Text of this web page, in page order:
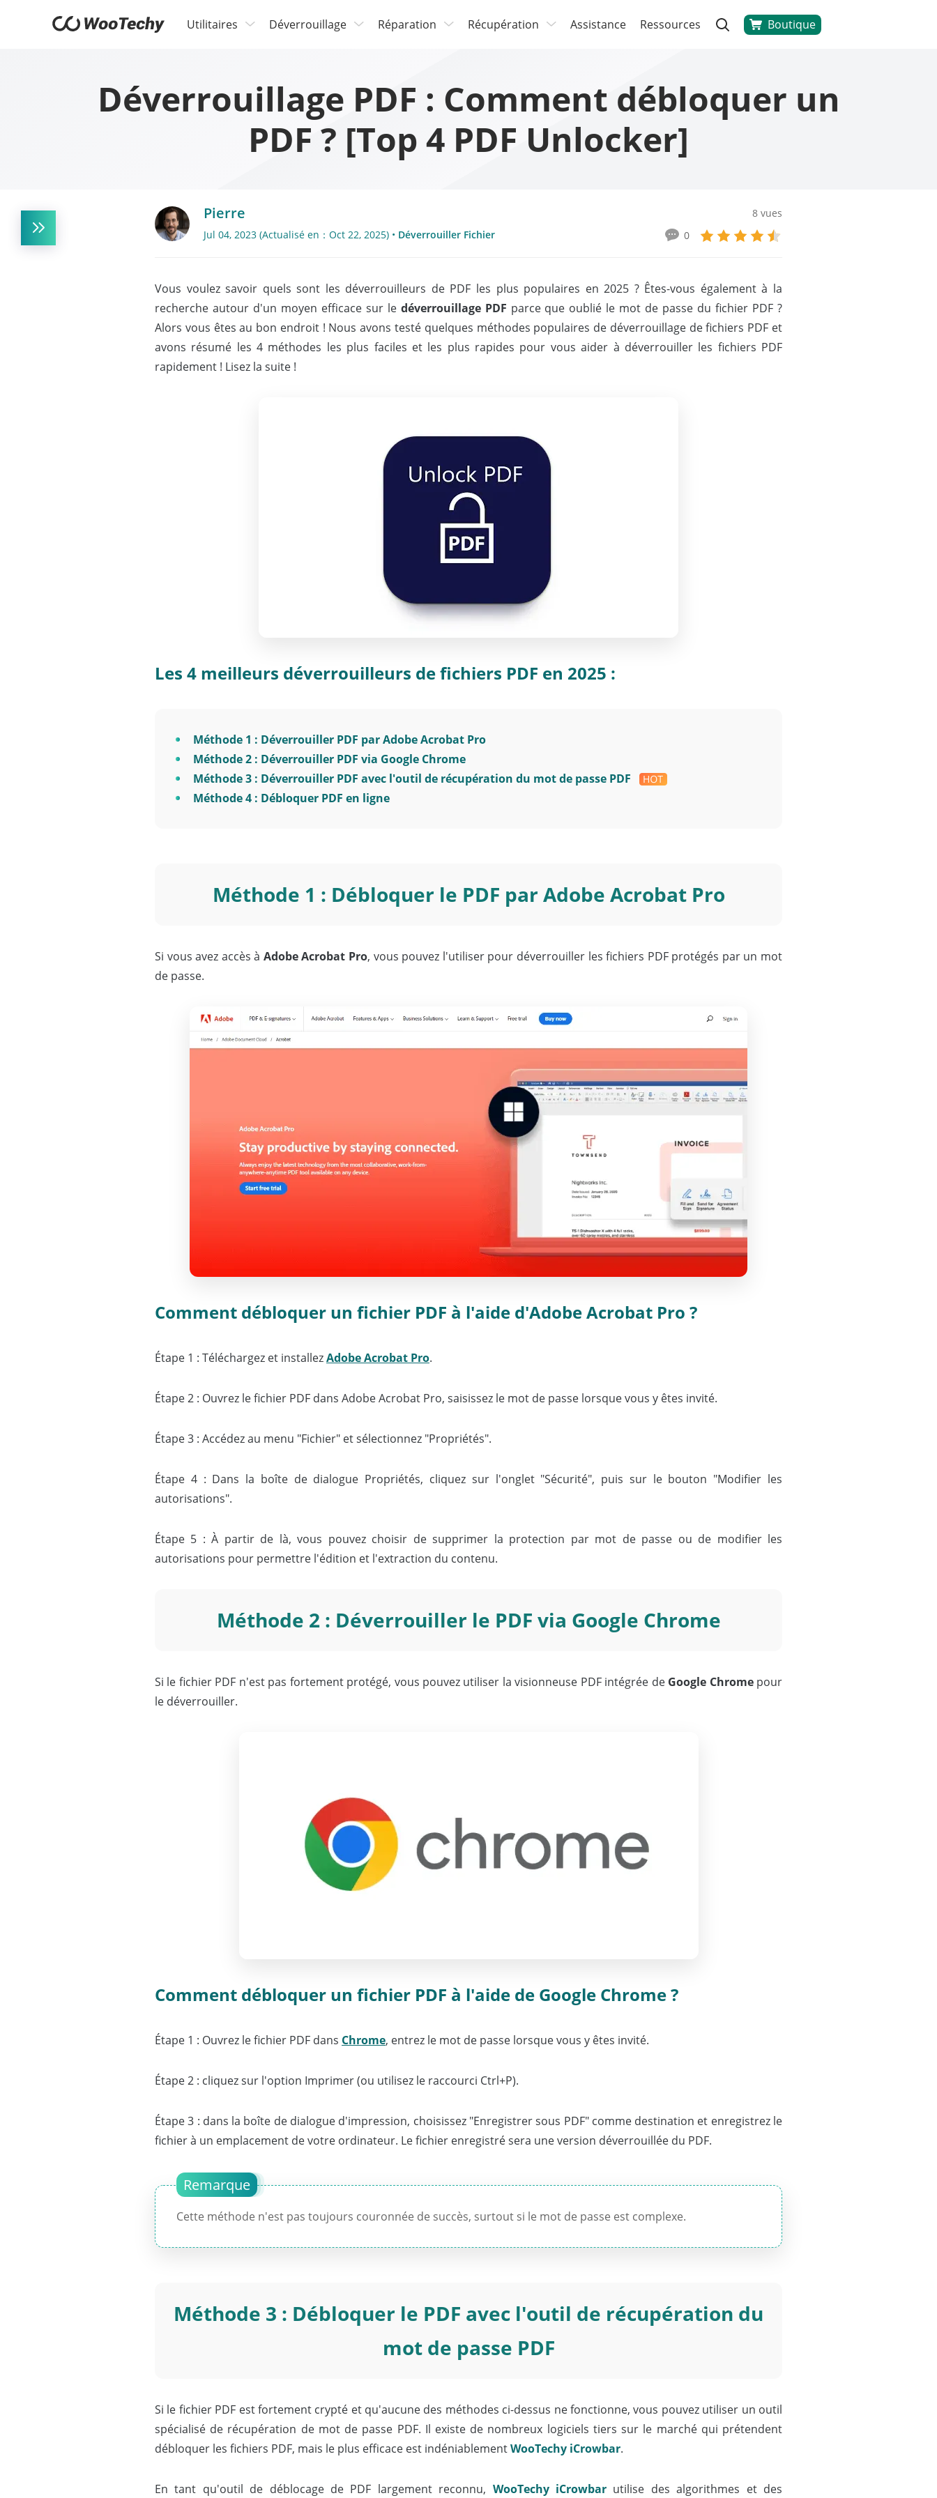
Utilitaires Déverrouillage Réparation Récupération Assistance Ressources Boutique
Déverrouillage PDF : Comment débloquer un
PDF ? [Top 4 PDF Unlocker]
Pierre
Jul 04, 2023 (Actualisé en：Oct 22, 2025) • Déverrouiller Fichier
8 vues
0
Vous voulez savoir quels sont les déverrouilleurs de PDF les plus populaires en 2025 ? Êtes-vous également à la
recherche autour d'un moyen efficace sur le déverrouillage PDF parce que oublié le mot de passe du fichier PDF ?
Alors vous êtes au bon endroit ! Nous avons testé quelques méthodes populaires de déverrouillage de fichiers PDF et
avons résumé les 4 méthodes les plus faciles et les plus rapides pour vous aider à déverrouiller les fichiers PDF
rapidement ! Lisez la suite !
Les 4 meilleurs déverrouilleurs de fichiers PDF en 2025 :
Méthode 1 : Déverrouiller PDF par Adobe Acrobat Pro
Méthode 2 : Déverrouiller PDF via Google Chrome
Méthode 3 : Déverrouiller PDF avec l'outil de récupération du mot de passe PDF
Méthode 4 : Débloquer PDF en ligne
Méthode 1 : Débloquer le PDF par Adobe Acrobat Pro
Si vous avez accès à Adobe Acrobat Pro, vous pouvez l'utiliser pour déverrouiller les fichiers PDF protégés par un mot
de passe.
Comment débloquer un fichier PDF à l'aide d'Adobe Acrobat Pro ?
Étape 1 : Téléchargez et installezAdobe Acrobat Pro.
Étape 2 : Ouvrez le fichier PDF dans Adobe Acrobat Pro, saisissez le mot de passe lorsque vous y êtes invité.
Étape 3 : Accédez au menu "Fichier" et sélectionnez "Propriétés".
Étape 4 : Dans la boîte de dialogue Propriétés, cliquez sur l'onglet "Sécurité", puis sur le bouton "Modifier les
autorisations".
Étape 5 : À partir de là, vous pouvez choisir de supprimer la protection par mot de passe ou de modifier les
autorisations pour permettre l'édition et l'extraction du contenu.
Méthode 2 : Déverrouiller le PDF via Google Chrome
Si le fichier PDF n'est pas fortement protégé, vous pouvez utiliser la visionneuse PDF intégrée de Google Chromepour
le déverrouiller.
Comment débloquer un fichier PDF à l'aide de Google Chrome ?
Étape 1 : Ouvrez le fichier PDF dans Chrome, entrez le mot de passe lorsque vous y êtes invité.
Étape 2 : cliquez sur l'option Imprimer (ou utilisez le raccourci Ctrl+P).
Étape 3 : dans la boîte de dialogue d'impression, choisissez "Enregistrer sous PDF" comme destination et enregistrez le
fichier à un emplacement de votre ordinateur. Le fichier enregistré sera une version déverrouillée du PDF.
Remarque
Cette méthode n'est pas toujours couronnée de succès, surtout si le mot de passe est complexe.
Méthode 3 : Débloquer le PDF avec l'outil de récupération du
mot de passe PDF
Si le fichier PDF est fortement crypté et qu'aucune des méthodes ci-dessus ne fonctionne, vous pouvez utiliser un outil
spécialisé de récupération de mot de passe PDF. Il existe de nombreux logiciels tiers sur le marché qui prétendent
débloquer les fichiers PDF, mais le plus efficace est indéniablementWooTechy iCrowbar.
En tant qu'outil de déblocage de PDF largement reconnu, WooTechy iCrowbar utilise des algorithmes et des